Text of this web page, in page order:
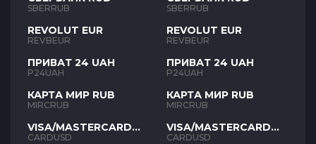
SBERRUB
REVOLUT EUR
REVBEUR
ПРИВАТ 24 UAH
P24UAH
КАРТА МИР RUB
MIRCRUB
VISA/MASTERCARD
USD
CARDUSD
SBERRUB
REVOLUT EUR
REVBEUR
ПРИВАТ 24 UAH
P24UAH
КАРТА МИР RUB
MIRCRUB
VISA/MASTERCARD
USD
CARDUSD